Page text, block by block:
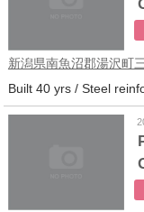
新潟県南魚沼郡湯沢町